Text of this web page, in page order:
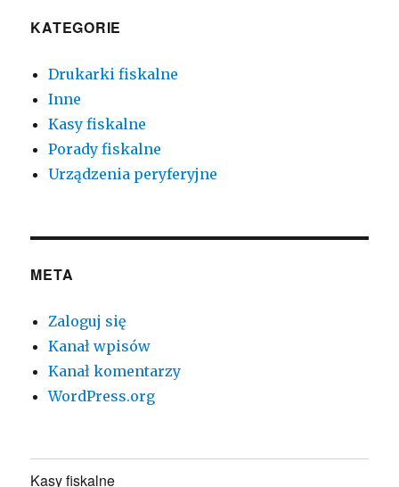
KATEGORIE
Drukarki fiskalne
Inne
Kasy fiskalne
Porady fiskalne
Urządzenia peryferyjne
META
Zaloguj się
Kanał wpisów
Kanał komentarzy
WordPress.org
Kasy fiskalne